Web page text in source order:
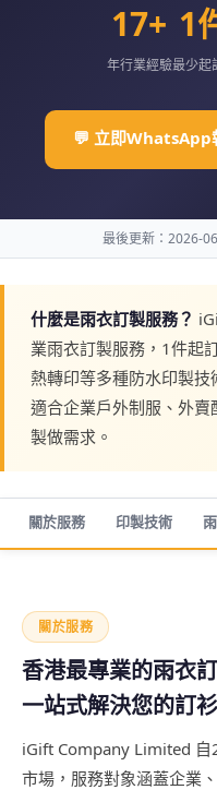
17+
年行業經驗
1
最少起
💬 立即WhatsApp
最後更新：2026-
什麼是雨衣訂製服務？
業雨衣訂製服務，1件起
熱轉印等多種防水印製技
適合企業戶外制服、外
製做需求。
關於服務 印製技術
關於服務
香港最專業的雨衣
一站式解決您的訂
iGift Company Limited 自
市場，服務對象涵蓋企業